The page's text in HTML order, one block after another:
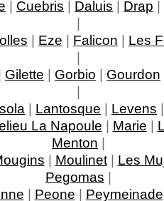
| Cuebris | Daluis | Drap |
|
| Eze | Falicon | Les
|
Gilette | Gorbio | Gourdon
|
| Lantosque | Levens
La Napoule | Marie |
Menton |
| Moulinet| Les
Pegomas |
| Peone | Peymeinade